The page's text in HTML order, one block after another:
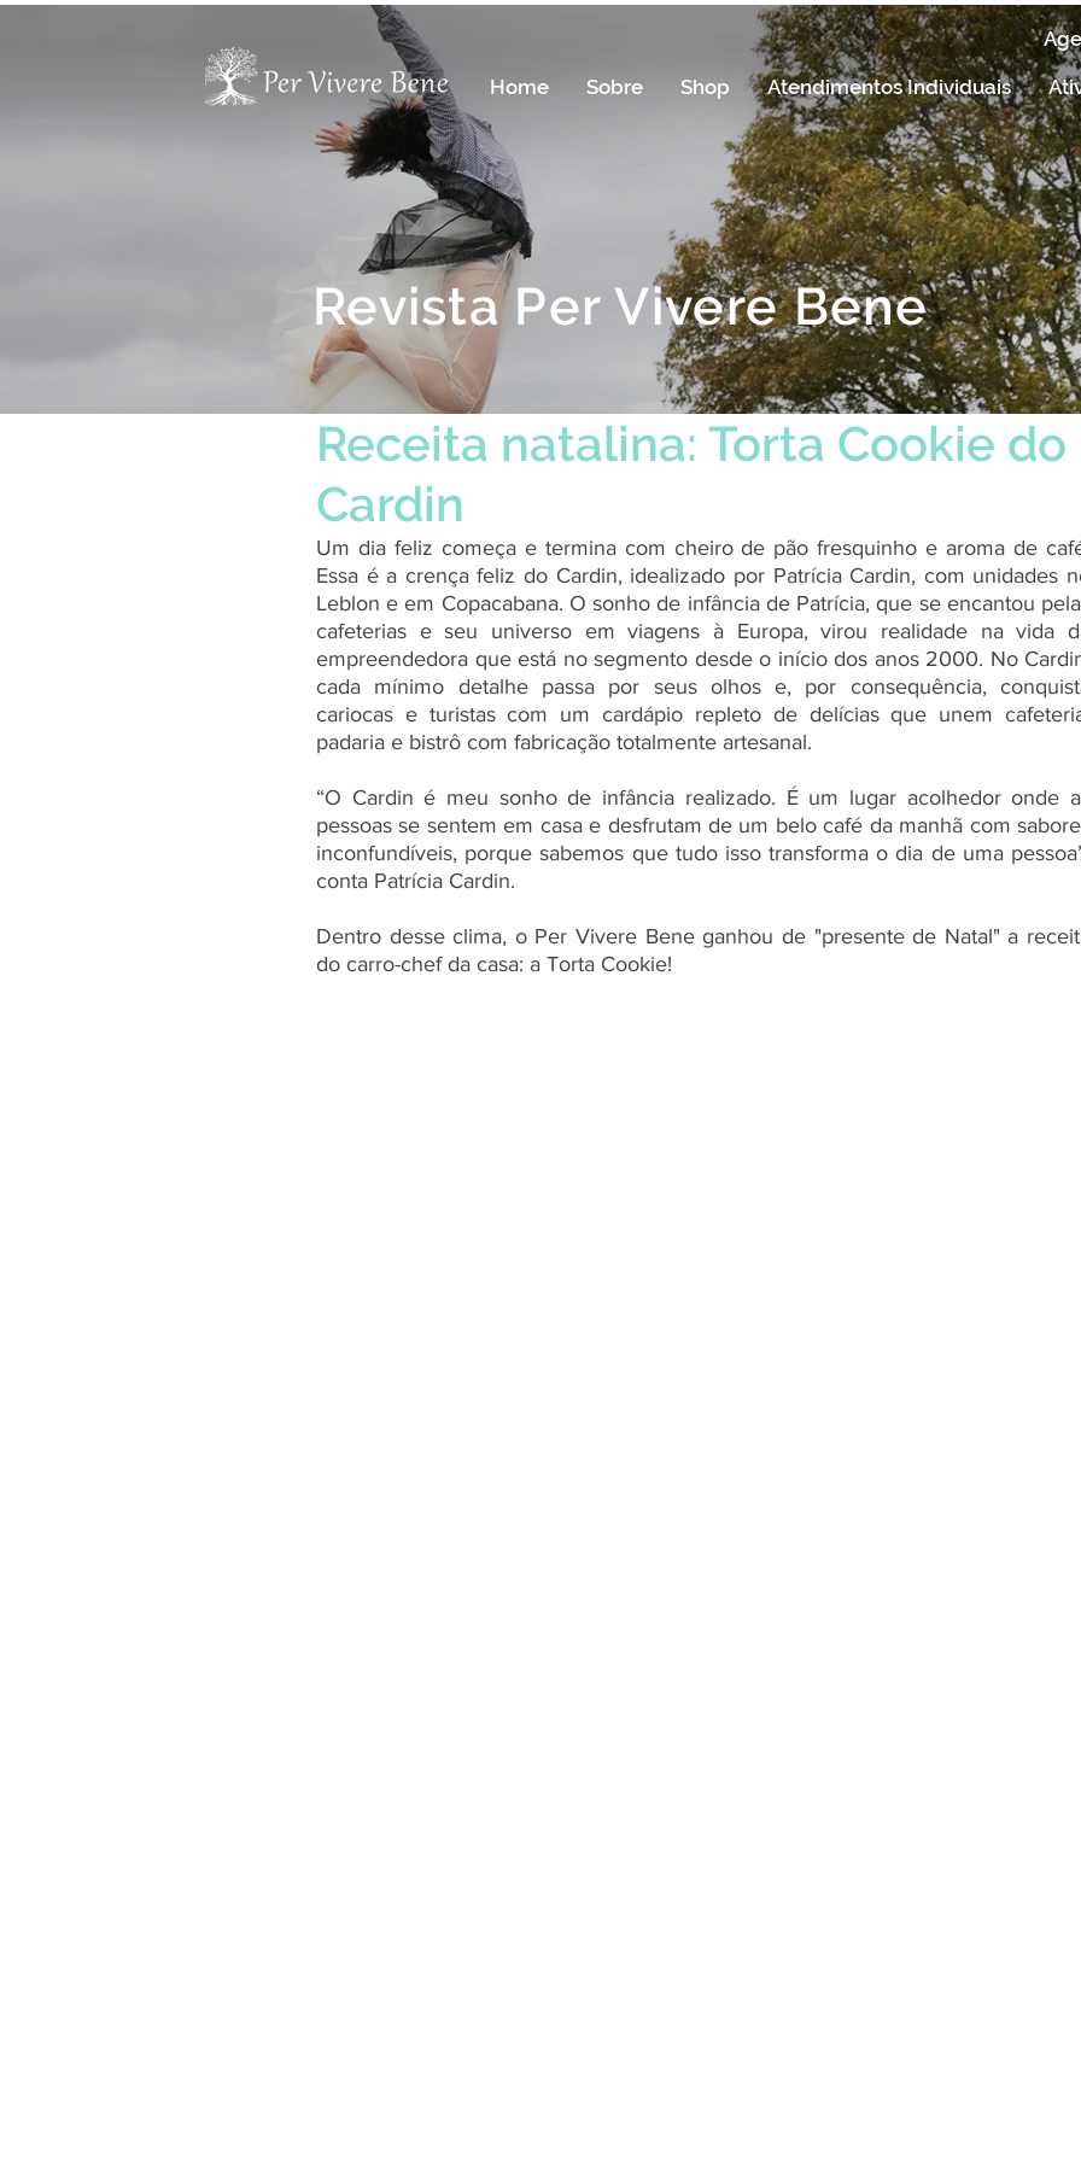
Home
Sobre Shop Atendimentos Individuais
Receita natalina: Torta Cookie do
Cardin
Um dia feliz começa e termina com cheiro de pão fresquinho e aroma de
Essa é a crença feliz do Cardin, idealizado por Patrícia Cardin, com unidades
Leblon e em Copacabana. O sonho de infância de Patrícia, que se encantou
cafeterias e seu universo em viagens à Europa, virou realidade na vida
empreendedora que está no segmento desde o início dos anos 2000. No
cada mínimo detalhe passa por seus olhos e, por consequência,
cariocas e turistas com um cardápio repleto de delícias que unem
padaria e bistrô com fabricação totalmente artesanal.
“O Cardin é meu sonho de infância realizado. É um lugar acolhedor onde
pessoas se sentem em casa e desfrutam de um belo café da manhã com
inconfundíveis, porque sabemos que tudo isso transforma o dia de uma
conta Patrícia Cardin.
Dentro desse clima, o Per Vivere Bene ganhou de "presente de Natal" a
do carro-chef da casa: a Torta Cookie!
Revista Per Vivere Bene